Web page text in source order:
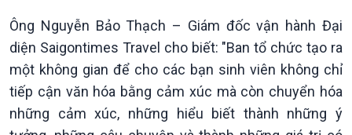
Tin Kinh tế
Trước giờ mở cửa
Dòng chảy Kinh tế
Sức sống hàng Việt
Khởi nghiệp
Tuyên chiến với gian lận
Tin Nông nghiệp & Biển
đảo
Mùa vàng
Biển đảo Việt Nam
Tâm tình biên giới và hải
đảo
Ông Nguyễn Bảo Thạch – Giám đốc vận hành Đại
diện Saigontimes Travel cho biết: "Ban tổ chức tạo ra
một không gian để cho các bạn sinh viên không chỉ
tiếp cận văn hóa bằng cảm xúc mà còn chuyển hóa
những cảm xúc, những hiểu biết thành những ý